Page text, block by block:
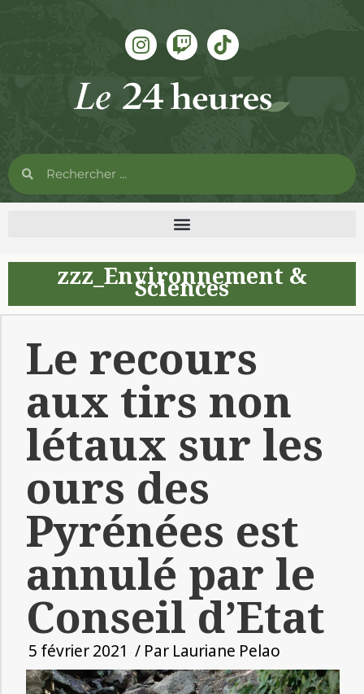
zzz_Environnement &
Sciences
Le recours
aux tirs non
létaux sur les
ours des
Pyrénées est
annulé par le
Conseil d’Etat
5 février 2021 / Par Lauriane Pelao